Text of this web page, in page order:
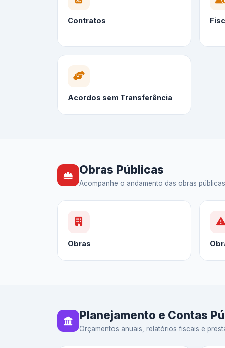
Contratos
Acordos sem Transferência
Obras Públicas
Acompanhe o andamento das obras
Obras
Planejamento e Contas
Orçamentos anuais, relatórios fiscais e